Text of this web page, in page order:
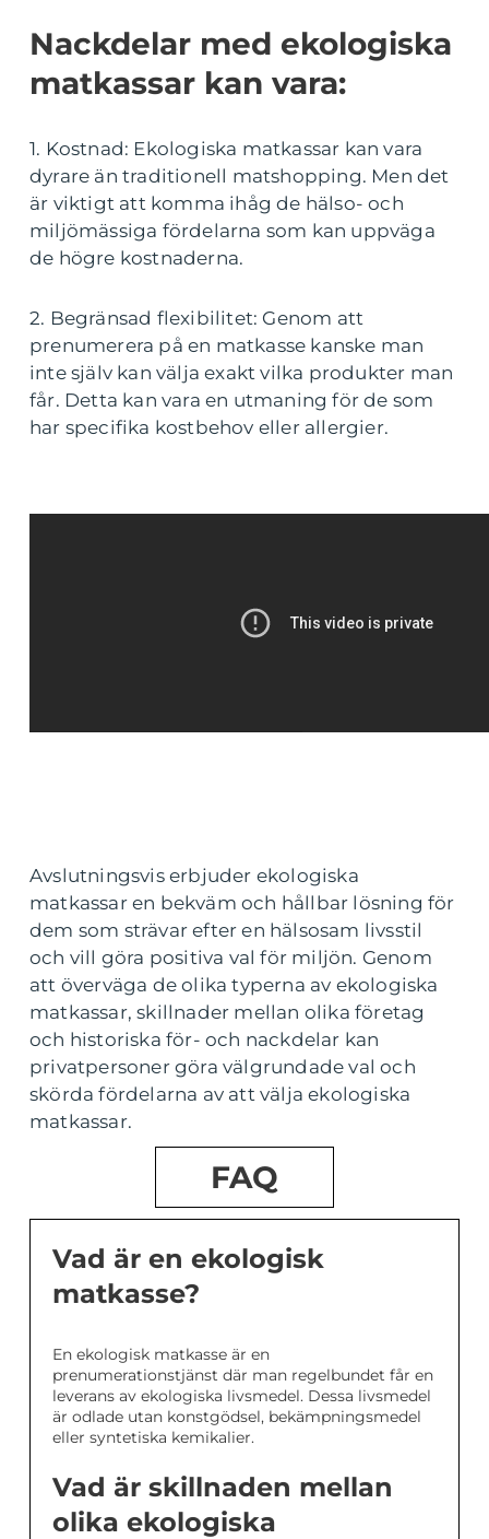
Nackdelar med ekologiska
matkassar kan vara:
1. Kostnad: Ekologiska matkassar kan vara
dyrare än traditionell matshopping. Men det
är viktigt att komma ihåg de hälso- och
miljömässiga fördelarna som kan uppväga
de högre kostnaderna.
2. Begränsad flexibilitet: Genom att
prenumerera på en matkasse kanske man
inte själv kan välja exakt vilka produkter man
får. Detta kan vara en utmaning för de som
har specifika kostbehov eller allergier.
Avslutningsvis erbjuder ekologiska
matkassar en bekväm och hållbar lösning för
dem som strävar efter en hälsosam livsstil
och vill göra positiva val för miljön. Genom
att överväga de olika typerna av ekologiska
matkassar, skillnader mellan olika företag
och historiska för- och nackdelar kan
privatpersoner göra välgrundade val och
skörda fördelarna av att välja ekologiska
matkassar.
FAQ
Vad är en ekologisk
matkasse?
En ekologisk matkasse är en
prenumerationstjänst där man regelbundet får en
leverans av ekologiska livsmedel. Dessa livsmedel
är odlade utan konstgödsel, bekämpningsmedel
eller syntetiska kemikalier.
Vad är skillnaden mellan
olika ekologiska